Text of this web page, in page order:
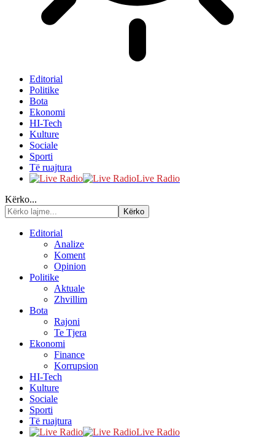
Editorial
Politike
Bota
Ekonomi
HI-Tech
Kulture
Sociale
Sporti
Të ruajtura
Live Radio
Kërko...
Editorial
Analize
Koment
Opinion
Politike
Aktuale
Zhvillim
Bota
Rajoni
Te Tjera
Ekonomi
Finance
Korrupsion
HI-Tech
Kulture
Sociale
Sporti
Të ruajtura
Live Radio